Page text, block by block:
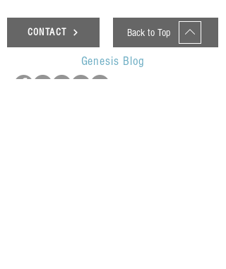
CONTACT Back to Top
Genesis Blog